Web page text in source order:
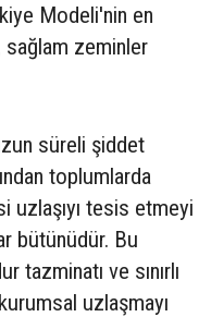
Modeli'nin en
sağlam zeminler
süreli şiddet
toplumlarda
uzlaşıyı tesis etmeyi
bütünüdür. Bu
tazminatı ve sınırlı
uzlaşmayı